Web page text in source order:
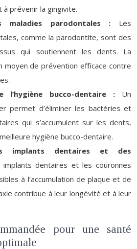
à prévenir la gingivite.
maladies parodontales : Les
comme la parodontite, sont des
qui soutiennent les dents. La
moyen de prévention efficace contre
l’hygiène bucco-dentaire : Un
permet d’éliminer les bactéries et
qui s’accumulent sur les dents,
hygiène bucco-dentaire.
implants dentaires et des
implants dentaires et les couronnes
à l’accumulation de plaque et de
contribue à leur longévité et à leur
pour une santé